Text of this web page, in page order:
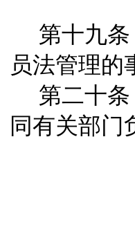
第十九
员法管理的
第二十条
同有关部门